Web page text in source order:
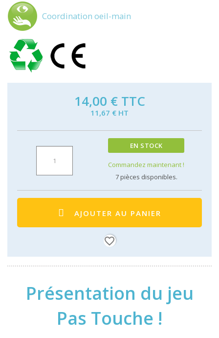
Coordination oeil-main
14,00 € TTC
11,67 € HT
EN STOCK
Commandez maintenant !
7pièces disponibles.
AJOUTER AU PANIER
favorite_border
Présentation du jeu
Pas Touche !